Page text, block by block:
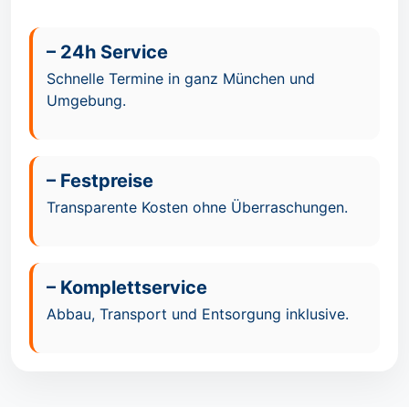
– 24h Service
Schnelle Termine in ganz München und
Umgebung.
– Festpreise
Transparente Kosten ohne Überraschungen.
– Komplettservice
Abbau, Transport und Entsorgung inklusive.